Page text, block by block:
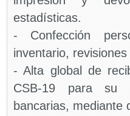
estadísticas.
- Confección
inventario,
- Alta global de
CSB-19 para su
bancarias, mediante